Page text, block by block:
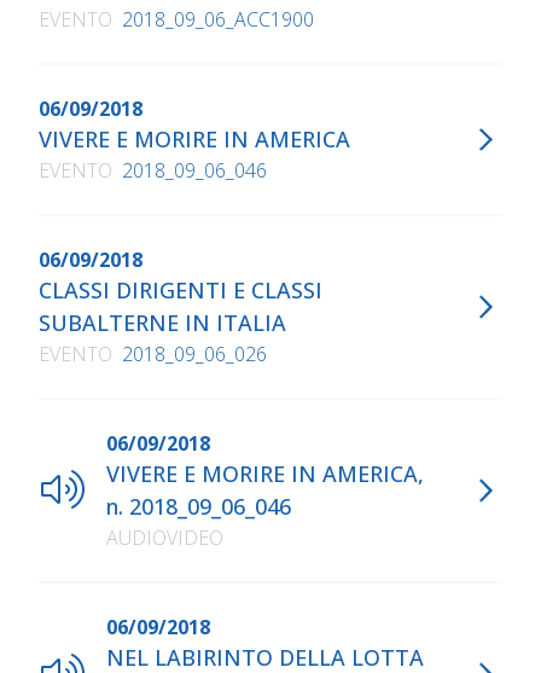
EVENTO 2018_09_06_ACC1900
06/09/2018
VIVERE E MORIRE IN AMERICA
EVENTO 2018_09_06_046
06/09/2018
CLASSI DIRIGENTI E CLASSI
SUBALTERNE IN ITALIA
EVENTO 2018_09_06_026
06/09/2018
VIVERE E MORIRE IN AMERICA,
n. 2018_09_06_046
AUDIOVIDEO
06/09/2018
NEL LABIRINTO DELLA LOTTA